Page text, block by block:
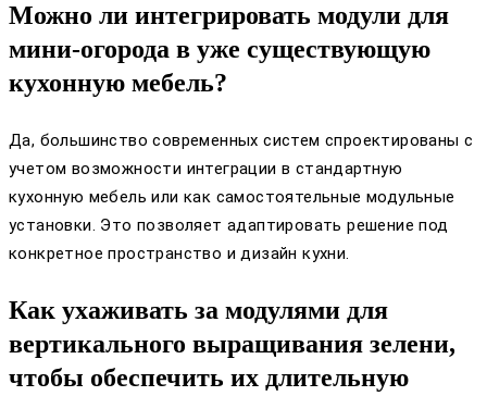
Можно ли интегрировать модули для
мини-огорода в уже существующую
кухонную мебель?
Да, большинство современных систем спроектированы с
учетом возможности интеграции в стандартную
кухонную мебель или как самостоятельные модульные
установки. Это позволяет адаптировать решение под
конкретное пространство и дизайн кухни.
Как ухаживать за модулями для
вертикального выращивания зелени,
чтобы обеспечить их длительную